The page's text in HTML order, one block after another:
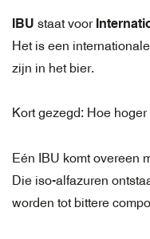
IBU staat voor
Het is een
zijn in het bier.
Kort gezegd: Hoe
Eén IBU komt overeen
Die iso-alfazuren
worden tot bittere